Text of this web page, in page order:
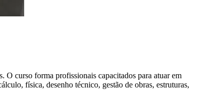
O curso forma profissionais capacitados para atuar em
física, desenho técnico, gestão de obras, estruturas,